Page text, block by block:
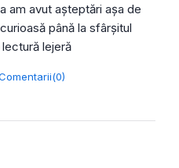
am avut așteptări așa de
până la sfârșitul
lejeră